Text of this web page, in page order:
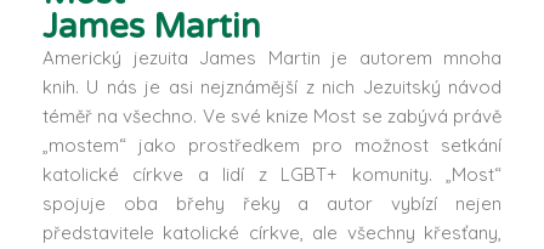
James Martin
Americký jezuita James Martin je autorem mnoha
knih. U nás je asi nejznámější z nich Jezuitský návod
téměř na všechno. Ve své knize Most se zabývá právě
„mostem“ jako prostředkem pro možnost setkání
katolické církve a lidí z LGBT+ komunity. „Most“
spojuje oba břehy řeky a autor vybízí nejen
představitele katolické církve, ale všechny křesťany,